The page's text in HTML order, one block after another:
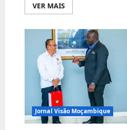
VER MAIS
mais
Solidariedade
Deve
Falar
Mais
Alto
Chapo
Jornal Visão Moçambique